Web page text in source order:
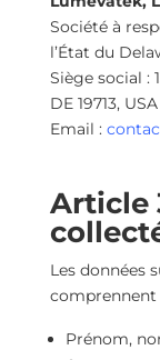
Société à
l’État du
Siège social :
DE 19713, USA
Email :
Article
Les données
Prénom,